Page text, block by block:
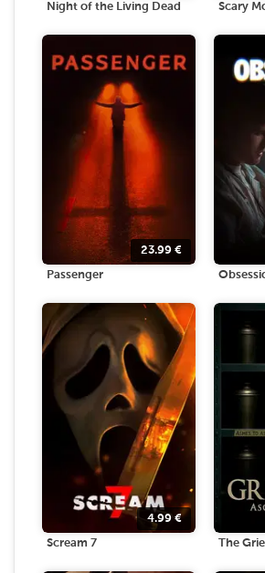
Night of the Living Dead Scary
23.99 €
Passenger
4.99€
Scream 7 The